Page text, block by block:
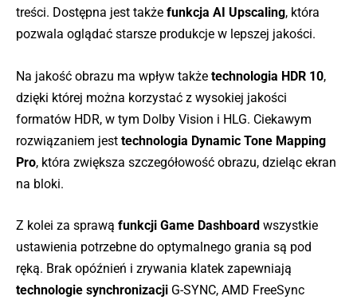
treści. Dostępna jest także funkcja AI Upscaling, która
pozwala oglądać starsze produkcje w lepszej jakości.
Na jakość obrazu ma wpływ także technologia HDR 10,
dzięki której można korzystać z wysokiej jakości
formatów HDR, w tym Dolby Vision i HLG. Ciekawym
rozwiązaniem jest technologia Dynamic Tone Mapping
Pro, która zwiększa szczegółowość obrazu, dzieląc ekran
na bloki.
Z kolei za sprawą funkcji Game Dashboard wszystkie
ustawienia potrzebne do optymalnego grania są pod
ręką. Brak opóźnień i zrywania klatek zapewniają
technologie synchronizacji G-SYNC, AMD FreeSync